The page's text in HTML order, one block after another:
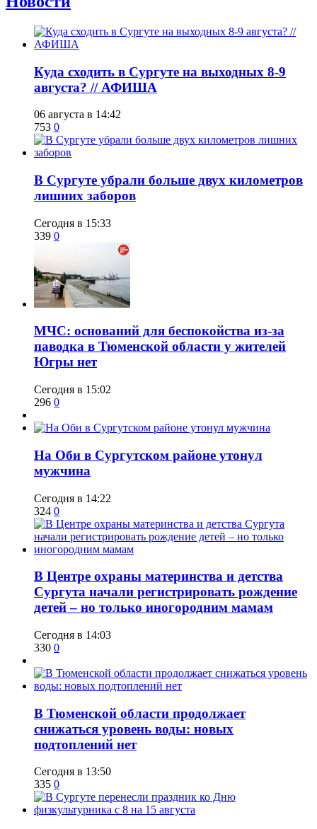
​Куда сходить в Сургуте на выходных 8-9
августа? // АФИША
06 августа в 14:42
753 0
​В Сургуте убрали больше двух километров
лишних заборов
Сегодня в 15:33
339 0
​МЧС: оснований для беспокойства из-за
паводка в Тюменской области у жителей
Югры нет
Сегодня в 15:02
296 0
​На Оби в Сургутском районе утонул
мужчина
Сегодня в 14:22
324 0
​В Центре охраны материнства и детства
Сургута начали регистрировать рождение
детей – но только иногородним мамам
Сегодня в 14:03
330 0
​В Тюменской области продолжает
снижаться уровень воды: новых
подтоплений нет
Сегодня в 13:50
335 0